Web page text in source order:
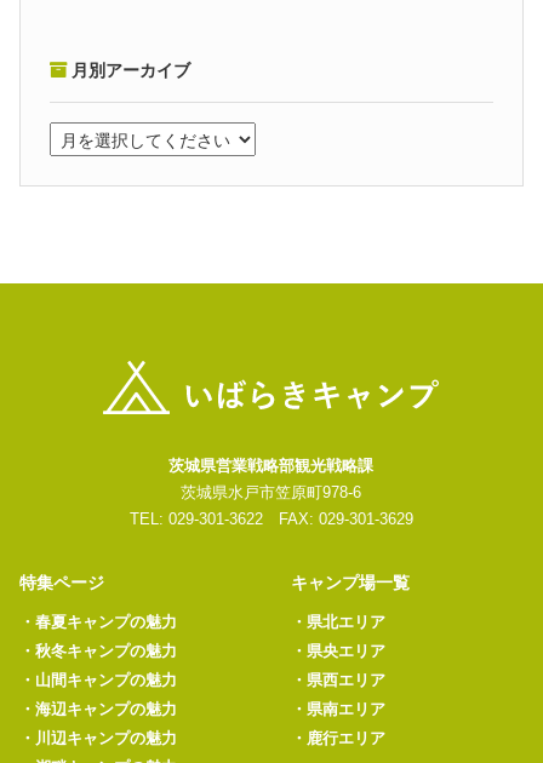
月別アーカイブ
茨城県営業戦略部観光戦略課
茨城県水戸市笠原町978-6
TEL: 029-301-3622 FAX: 029-301-3629
特集ページ
・ 春夏キャンプの魅力
・ 秋冬キャンプの魅力
・ 山間キャンプの魅力
・ 海辺キャンプの魅力
・ 川辺キャンプの魅力
キャンプ場一覧
・ 県北エリア
・ 県央エリア
・ 県西エリア
・ 県南エリア
・ 鹿行エリア